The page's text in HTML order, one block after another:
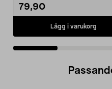
79,90
Lägg i varukorg